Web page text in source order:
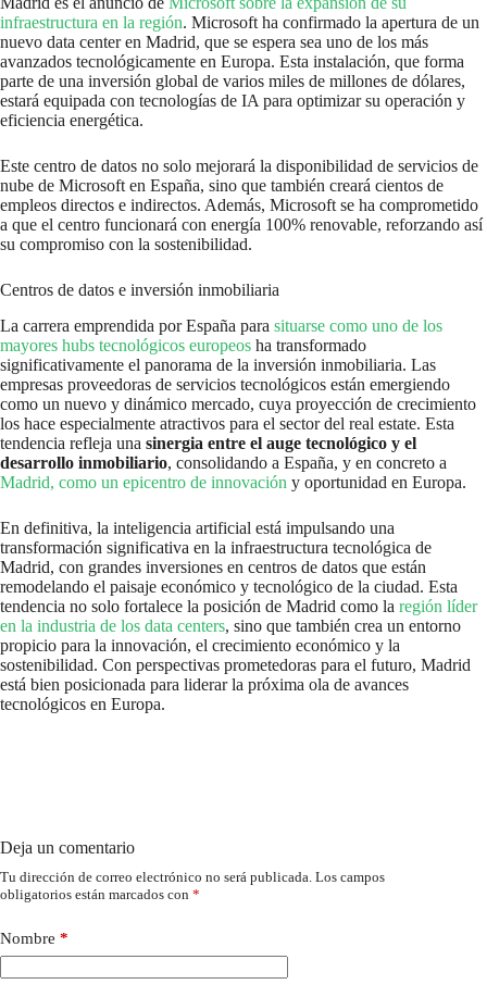
infraestructura en la región. Microsoft ha confirmado la apertura de un
nuevo data center en Madrid, que se espera sea uno de los más
avanzados tecnológicamente en Europa. Esta instalación, que forma
parte de una inversión global de varios miles de millones de dólares,
estará equipada con tecnologías de IA para optimizar su operación y
eficiencia energética.
Este centro de datos no solo mejorará la disponibilidad de servicios de
nube de Microsoft en España, sino que también creará cientos de
empleos directos e indirectos. Además, Microsoft se ha comprometido
a que el centro funcionará con energía 100% renovable, reforzando así
su compromiso con la sostenibilidad.
Centros de datos e inversión inmobiliaria
La carrera emprendida por España para situarse como uno de los
mayores hubs tecnológicos europeos ha transformado
significativamente el panorama de la inversión inmobiliaria. Las
empresas proveedoras de servicios tecnológicos están emergiendo
como un nuevo y dinámico mercado, cuya proyección de crecimiento
los hace especialmente atractivos para el sector del real estate. Esta
tendencia refleja una sinergia entre el auge tecnológico y el
desarrollo inmobiliario, consolidando a España, y en concreto a
Madrid, como un epicentro de innovación y oportunidad en Europa.
En definitiva, la inteligencia artificial está impulsando una
transformación significativa en la infraestructura tecnológica de
Madrid, con grandes inversiones en centros de datos que están
remodelando el paisaje económico y tecnológico de la ciudad. Esta
tendencia no solo fortalece la posición de Madrid como la región líder
en la industria de los data centers, sino que también crea un entorno
propicio para la innovación, el crecimiento económico y la
sostenibilidad. Con perspectivas prometedoras para el futuro, Madrid
está bien posicionada para liderar la próxima ola de avances
tecnológicos en Europa.
Deja un comentario
Tu dirección de correo electrónico no será publicada. Los campos
obligatorios están marcados con *
Nombre *